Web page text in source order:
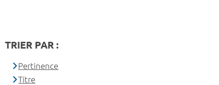
TRIER PAR :
Pertinence
Titre